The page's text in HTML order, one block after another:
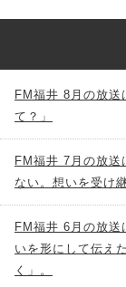
FM福井 8月の放
て？」
FM福井 7月の放
ない。想いを受け
FM福井 6月の放
いを形にして伝え
く」。